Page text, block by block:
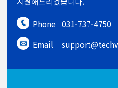
Phone 031-737-4750
Email